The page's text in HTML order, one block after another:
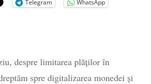
- 13 mai 2026
servește Națiunea
Goga, înlăturat din Iași
2026
Telegram
WhatsApp
despre limitarea plăților în
spre digitalizarea monedei și